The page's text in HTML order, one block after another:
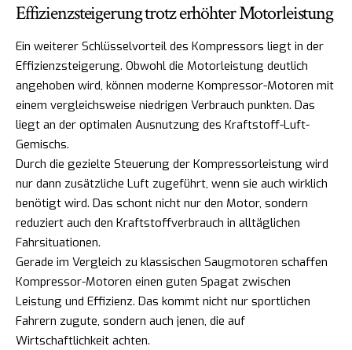
Effizienzsteigerung trotz erhöhter Motorleistung
Ein weiterer Schlüsselvorteil des Kompressors liegt in der
Effizienzsteigerung. Obwohl die Motorleistung deutlich
angehoben wird, können moderne Kompressor-Motoren mit
einem vergleichsweise niedrigen Verbrauch punkten. Das
liegt an der optimalen Ausnutzung des Kraftstoff-Luft-
Gemischs.
Durch die gezielte Steuerung der Kompressorleistung wird
nur dann zusätzliche Luft zugeführt, wenn sie auch wirklich
benötigt wird. Das schont nicht nur den Motor, sondern
reduziert auch den Kraftstoffverbrauch in alltäglichen
Fahrsituationen.
Gerade im Vergleich zu klassischen Saugmotoren schaffen
Kompressor-Motoren einen guten Spagat zwischen
Leistung und Effizienz. Das kommt nicht nur sportlichen
Fahrern zugute, sondern auch jenen, die auf
Wirtschaftlichkeit achten.